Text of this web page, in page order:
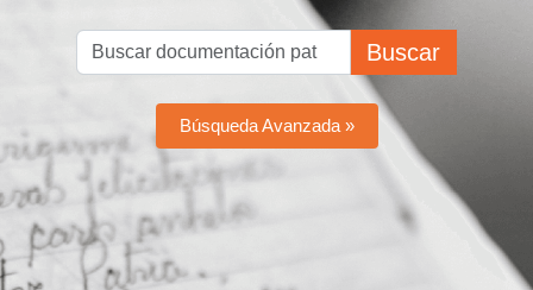
Buscar
Búsqueda Avanzada »